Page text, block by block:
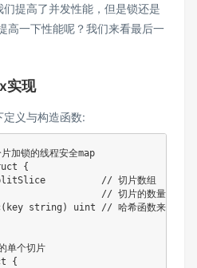
们提高了并发性能，但是锁还是
高一下性能呢？我们来看最后一
实现
义与构造函数:
锁的线程安全map
{
// 切片数组
// 切片的数量
( key string ) uint
// 哈希函数来确定
个切片
{